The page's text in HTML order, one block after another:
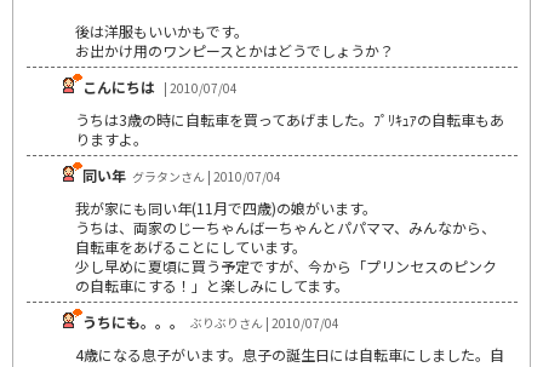
後は洋服もいいかもです。
お出かけ用のワンピースとかはどうでしょうか？
こんにちは | 2010/07/04
うちは3歳の時に自転車を買ってあげました。ﾌﾟﾘｷｭｱの自転車もあ
りますよ。
同い年 グラタンさん | 2010/07/04
我が家にも同い年(11月で四歳)の娘がいます。
うちは、両家のじーちゃんばーちゃんとパパママ、みんなから、
自転車をあげることにしています。
少し早めに夏頃に買う予定ですが、今から「プリンセスのピンク
の自転車にする！」と楽しみにしてます。
うちにも。。。
ぶりぶりさん | 2010/07/04
4歳になる息子がいます。息子の誕生日には自転車にしました。自